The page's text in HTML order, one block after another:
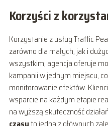
Korzyści z
Korzystanie z usług Traffic
zarówno dla małych, jak i
wszystkim, agencja oferuje
kampanii w jednym miejscu,
monitorowanie efektów.
wsparcie na każdym etapie
na wyższą skuteczność